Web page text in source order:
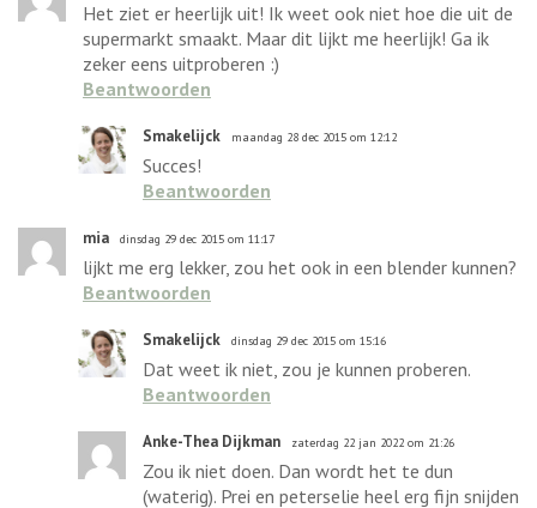
Het ziet er heerlijk uit! Ik weet ook niet hoe die uit de
supermarkt smaakt. Maar dit lijkt me heerlijk! Ga ik
zeker eens uitproberen :)
Beantwoorden
Smakelijck maandag 28 dec 2015 om 12:12
Succes!
Beantwoorden
mia dinsdag 29 dec 2015 om 11:17
lijkt me erg lekker, zou het ook in een blender kunnen?
Beantwoorden
Smakelijck dinsdag 29 dec 2015 om 15:16
Dat weet ik niet, zou je kunnen proberen.
Beantwoorden
Anke-Thea Dijkman zaterdag 22 jan 2022 om 21:26
Zou ik niet doen. Dan wordt het te dun
(waterig). Prei en peterselie heel erg fijn snijden